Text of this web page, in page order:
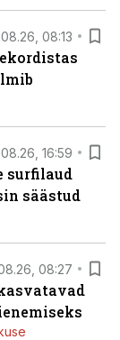
08:13
16:59
surfilaud
säästud
08:27